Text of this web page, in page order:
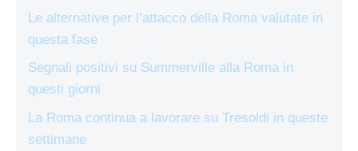
Le alternative per l’attacco della Roma valutate in
questa fase
Segnali positivi su Summerville alla Roma in
questi giorni
La Roma continua a lavorare su Tresoldi in queste
settimane